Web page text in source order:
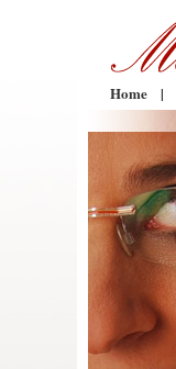
Home |